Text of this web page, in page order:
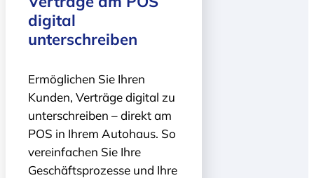
digital
unterschreiben
Ermöglichen Sie Ihren
Kunden, Verträge digital zu
unterschreiben – direkt am
POS in Ihrem Autohaus. So
vereinfachen Sie Ihre
Geschäftsprozesse und Ihre